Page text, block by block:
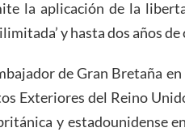
la aplicación de la
y hasta dos años de
de Gran Bretaña
Exteriores del Reino
y estadounidense